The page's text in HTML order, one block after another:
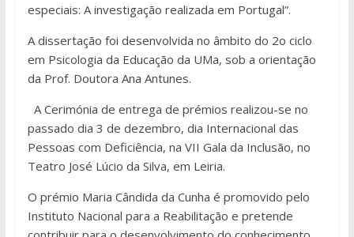
especiais: A investigação realizada em Portugal”.
A dissertação foi desenvolvida no âmbito do 2o ciclo
em Psicologia da Educação da UMa, sob a orientação
da Prof. Doutora Ana Antunes.
A Cerimónia de entrega de prémios realizou-se no
passado dia 3 de dezembro, dia Internacional das
Pessoas com Deficiência, na VII Gala da Inclusão, no
Teatro José Lúcio da Silva, em Leiria.
O prémio Maria Cândida da Cunha é promovido pelo
Instituto Nacional para a Reabilitação e pretende